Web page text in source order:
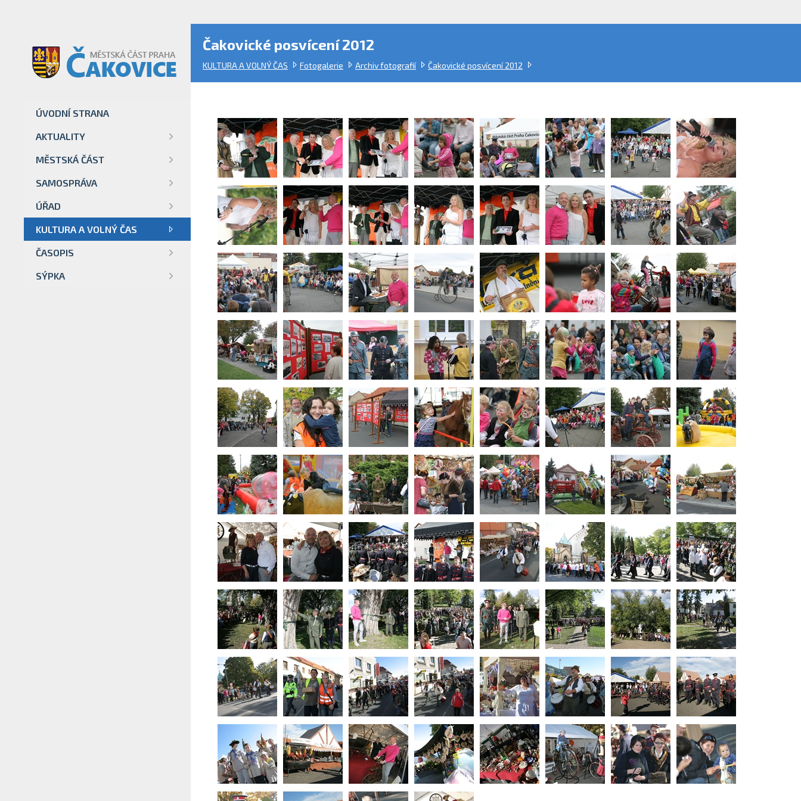
Čakovické posvícení 2012
KULTURA A VOLNÝ ČAS Fotogalerie Archiv fotografií Čakovické posvícení 2012
ÚVODNÍ STRANA
AKTUALITY
MĚSTSKÁ ČÁST
SAMOSPRÁVA
ÚŘAD
KULTURA A VOLNÝ ČAS
ČASOPIS
SÝPKA